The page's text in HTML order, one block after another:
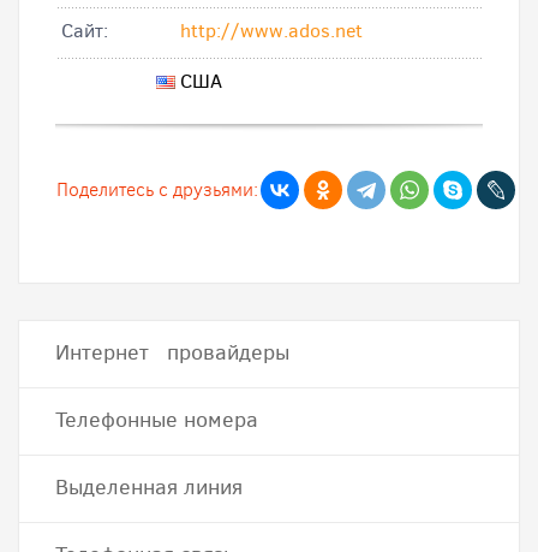
Cайт:
http://www.ados.net
США
Поделитесь с друзьями:
Интернет провайдеры
Телефонные номера
Выделенная линия